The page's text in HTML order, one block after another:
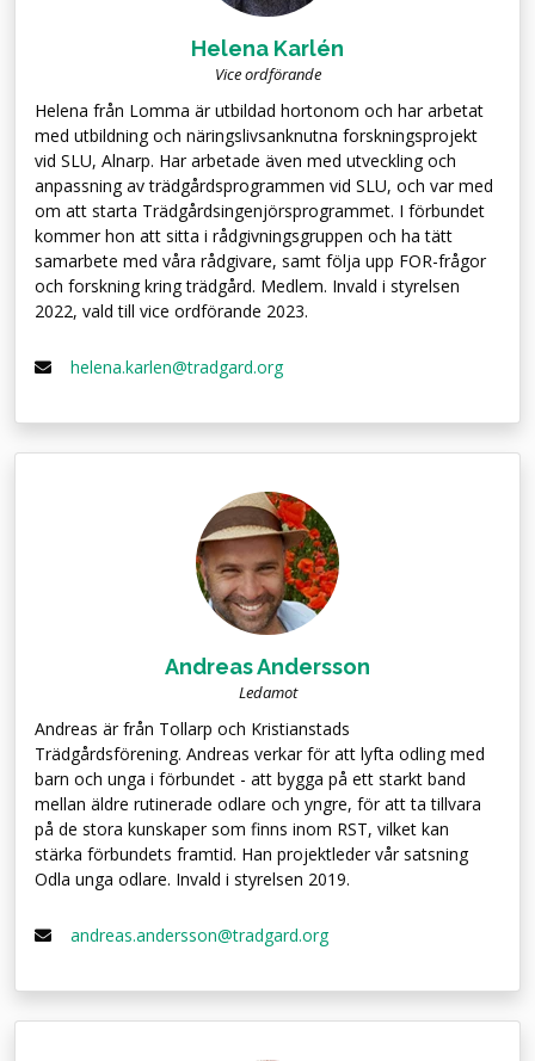
Helena Karlén
Vice ordförande
Helena från Lomma är utbildad hortonom och har arbetat
med utbildning och näringslivsanknutna forskningsprojekt
vid SLU, Alnarp. Har arbetade även med utveckling och
anpassning av trädgårdsprogrammen vid SLU, och var med
om att starta Trädgårdsingenjörsprogrammet. I förbundet
kommer hon att sitta i rådgivningsgruppen och ha tätt
samarbete med våra rådgivare, samt följa upp FOR-frågor
och forskning kring trädgård. Medlem. Invald i styrelsen
2022, vald till vice ordförande 2023.
helena.karlen@tradgard.org
Andreas Andersson
Ledamot
Andreas är från Tollarp och Kristianstads
Trädgårdsförening. Andreas verkar för att lyfta odling med
barn och unga i förbundet - att bygga på ett starkt band
mellan äldre rutinerade odlare och yngre, för att ta tillvara
på de stora kunskaper som finns inom RST, vilket kan
stärka förbundets framtid. Han projektleder vår satsning
Odla unga odlare. Invald i styrelsen 2019.
andreas.andersson@tradgard.org